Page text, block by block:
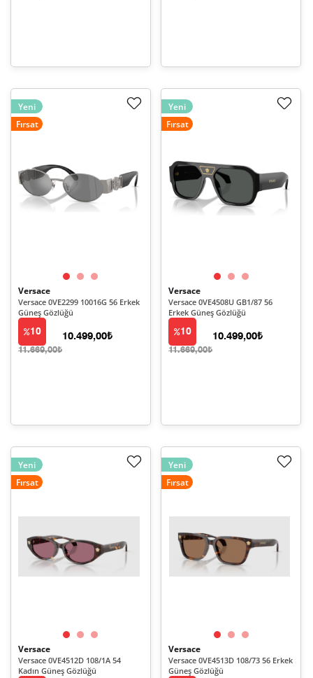
Yeni
Fırsat
Versace
Versace 0VE2299 10016G 56 Erkek
Güneş Gözlüğü
10
11.669,00₺
10.499,00₺
Yeni
Fırsat
Versace
Versace 0VE4508U GB1/87 56
Erkek Güneş Gözlüğü
10
11.669,00₺
10.499,00₺
Yeni
Fırsat
Versace
Versace 0VE4512D 108/1A 54
Kadın Güneş Gözlüğü
Yeni
Fırsat
Versace
Versace 0VE4513D 108/73 56 Erkek
Güneş Gözlüğü